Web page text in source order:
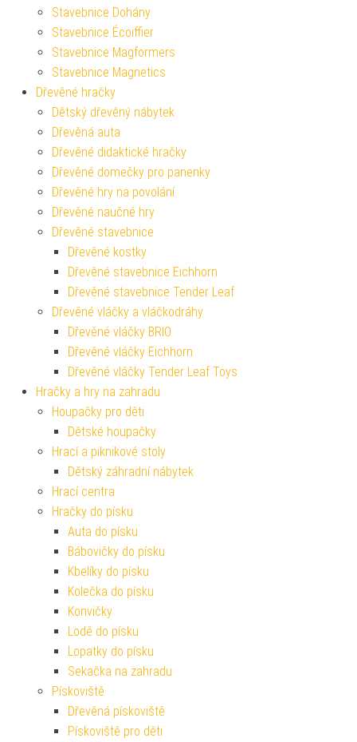
Stavebnice Dohány
Stavebnice Écoiffier
Stavebnice Magformers
Stavebnice Magnetics
Dřevěné hračky
Dětský dřevěný nábytek
Dřevěná auta
Dřevěné didaktické hračky
Dřevěné domečky pro panenky
Dřevěné hry na povolání
Dřevěné naučné hry
Dřevěné stavebnice
Dřevěné kostky
Dřevěné stavebnice Eichhorn
Dřevěné stavebnice Tender Leaf
Dřevěné vláčky a vláčkodráhy
Dřevěné vláčky BRIO
Dřevěné vláčky Eichhorn
Dřevěné vláčky Tender Leaf Toys
Hračky a hry na zahradu
Houpačky pro děti
Dětské houpačky
Hrací a piknikové stoly
Dětský záhradní nábytek
Hrací centra
Hračky do písku
Auta do písku
Bábovičky do písku
Kbelíky do písku
Kolečka do písku
Konvičky
Lodě do písku
Lopatky do písku
Sekačka na zahradu
Pískoviště
Dřevěná pískoviště
Pískoviště pro děti